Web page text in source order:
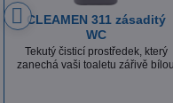
KRYSTAL Sanan Klasik
Tekutý dezinfekční prostředek
obsahující aktivní chlór